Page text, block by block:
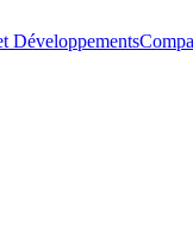
Développements